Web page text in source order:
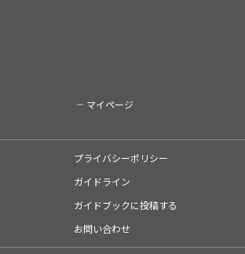
マイページ
プライバシーポリシー
ガイドライン
ガイドブックに投稿する
お問い合わせ